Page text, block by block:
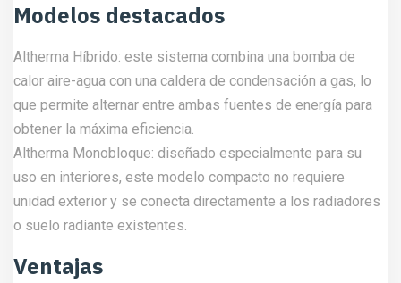
Modelos destacados
Altherma Híbrido: este sistema combina una bomba de
calor aire-agua con una caldera de condensación a gas, lo
que permite alternar entre ambas fuentes de energía para
obtener la máxima eficiencia.
Altherma Monobloque: diseñado especialmente para su
uso en interiores, este modelo compacto no requiere
unidad exterior y se conecta directamente a los radiadores
o suelo radiante existentes.
Ventajas